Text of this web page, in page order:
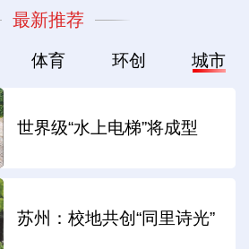
最新推荐
体育 环创 城市
世界级“水上电梯”将成型
苏州：校地共创“同里诗光”